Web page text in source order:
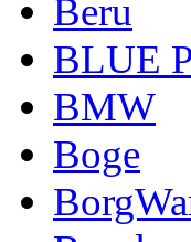
Beru
BLUE
BMW
Boge